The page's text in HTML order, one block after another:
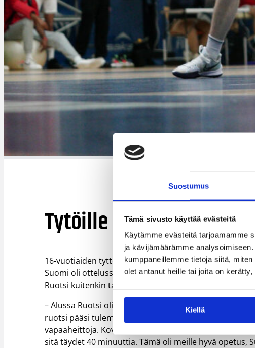
Suostumus
Tämä sivusto käyttää evästeitä
Käytämme evästeitä tarjoamamme
ja kävijämäärämme
kumppaneillemme tietoja siitä,
olet antanut heille tai joita on
Kiellä
Tytöille ensimmäinen
16-vuotiaiden tyttöjen maajoukkue sai vastaansa
Suomi oli ottelussa pitkään voitossa kiinni ja pelasi
Ruotsi kuitenkin taisteli ja ylsi lopulta voittoon 56-55.
– Alussa Ruotsi oli niskan päällä, jonka jälkeen
ruotsi pääsi tulemaan ohi. Ruotsi sai tänään liikaa
vapaaheittoja. Kovuus ja kamppailupelaaminen
sitä täydet 40 minuuttia. Tämä oli meille hyvä opetus,